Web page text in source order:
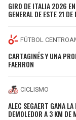
GIRO DE ITALIA 2026
GENERAL DE ESTE 21 DE
FÚTBOL
CARTAGINÉS Y UNA
FAERRON
CICLISMO
ALEC SEGAERT GANA
DEMOLEDOR A 3 KM DE